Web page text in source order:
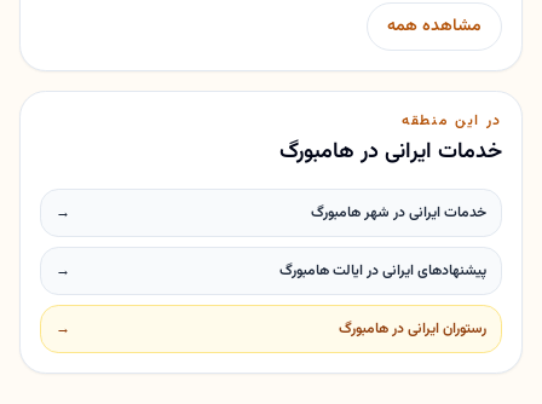
مشاهده همه
در این منطقه
خدمات ایرانی در هامبورگ
خدمات ایرانی در شهر هامبورگ →
پیشنهادهای ایرانی در ایالت هامبورگ →
رستوران ایرانی در هامبورگ →